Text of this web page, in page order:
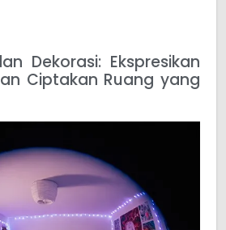
Dekorasi: Ekspresikan
Ciptakan Ruang yang